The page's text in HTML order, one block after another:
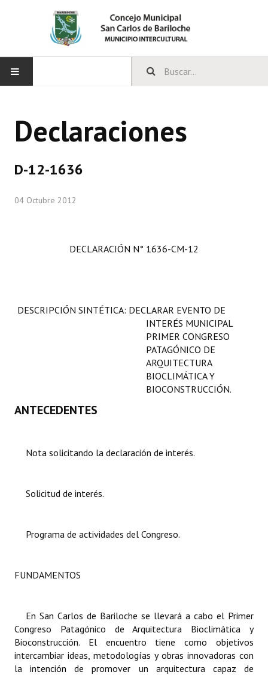
CONCEJO
LEGISLACIÓN
Reglamento Interno
Organigrama
Proyectos Presentados
Informes de Unidad Coordinadora
Ejecución Presupuestaria
Actas de Audiencias Públicas
Declaraciones
D-12-1636
04 Octubre 2012
DECLARACIÓN N° 1636-CM-12
DESCRIPCIÓN SINTÉTICA: DECLARAR EVENTO DE
INTERÉS MUNICIPAL
PRIMER CONGRESO
PATAGÓNICO DE
ARQUITECTURA
BIOCLIMÁTICA Y
BIOCONSTRUCCIÓN.
ANTECEDENTES
Nota solicitando la declaración de interés.
Solicitud de interés.
Programa de actividades del Congreso.
FUNDAMENTOS
En San Carlos de Bariloche se llevará a cabo el Primer
Congreso Patagónico de Arquitectura Bioclimática y
Bioconstrucción. El encuentro tiene como objetivos
intercambiar ideas, metodologías y obras innovadoras con
la intención de promover un arquitectura capaz de